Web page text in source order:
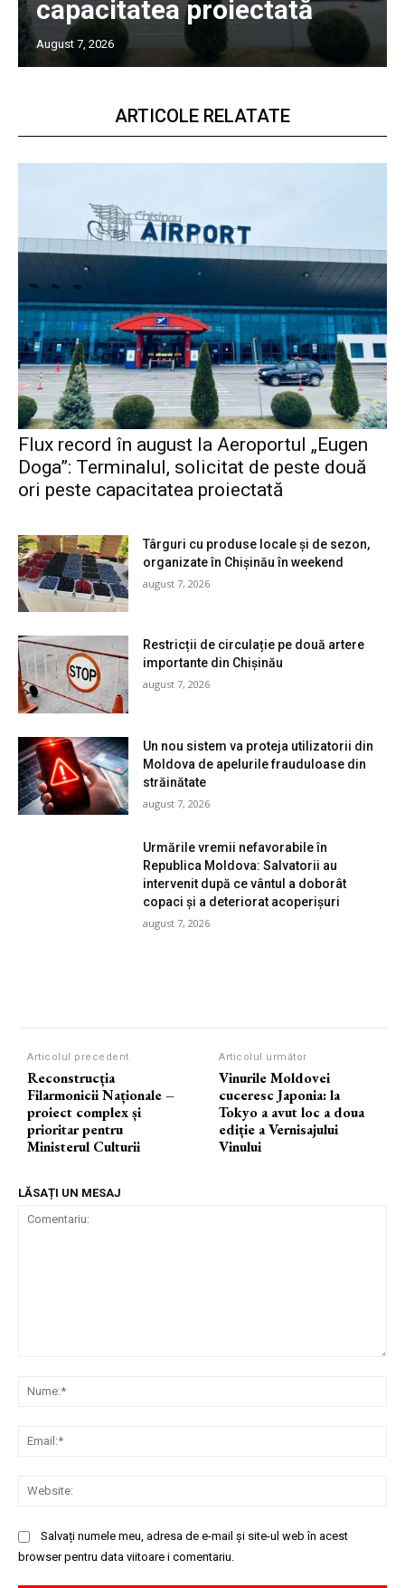
capacitatea proiectată
August 7, 2026
ARTICOLE RELATATE
Flux record în august la Aeroportul „Eugen
Doga”: Terminalul, solicitat de peste două
ori peste capacitatea proiectată
Târguri cu produse locale și de sezon,
organizate în Chișinău în weekend
august 7, 2026
Restricții de circulație pe două artere
importante din Chișinău
august 7, 2026
Un nou sistem va proteja utilizatorii din
Moldova de apelurile frauduloase din
străinătate
august 7, 2026
Urmările vremii nefavorabile în
Republica Moldova: Salvatorii au
intervenit după ce vântul a doborât
copaci și a deteriorat acoperișuri
august 7, 2026
Articolul precedent
Reconstrucția
Filarmonicii Naționale –
proiect complex și
prioritar pentru
Ministerul Culturii
Articolul următor
Vinurile Moldovei
cuceresc Japonia: la
Tokyo a avut loc a doua
ediție a Vernisajului
Vinului
LĂSAȚI UN MESAJ
Salvați numele meu, adresa de e-mail și site-ul web în acest
browser pentru data viitoare i comentariu.